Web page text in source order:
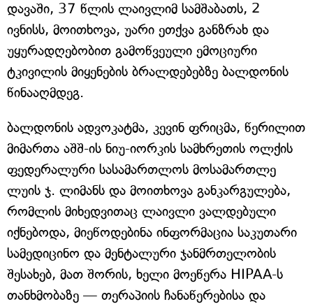
დავაში, 37 წლის ლაივლიმ სამშაბათს, 2
ივნისს, მოითხოვა, უარი ეთქვა განზრახ და
უყურადღებობით გამოწვეული ემოციური
ტკივილის მიყენების ბრალდებებზე ბალდონის
წინააღმდეგ.
ბალდონის ადვოკატმა, კევინ ფრიცმა, წერილით
მიმართა აშშ-ის ნიუ-იორკის სამხრეთის ოლქის
ფედერალური სასამართლოს მოსამართლე
ლუის ჯ. ლიმანს და მოითხოვა განკარგულება,
რომლის მიხედვითაც ლაივლი ვალდებული
იქნებოდა, მიეწოდებინა ინფორმაცია საკუთარი
სამედიცინო და მენტალური ჯანმრთელობის
შესახებ, მათ შორის, ხელი მოეწერა HIPAA-ს
თანხმობაზე — თერაპიის ჩანაწერებისა და